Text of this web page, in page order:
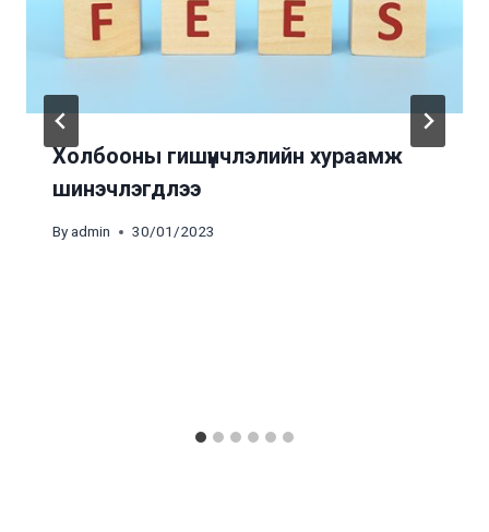
Холбооны гишүүнчлэлийн хураамж
шинэчлэгдлээ
Byadmin 30/01/2023